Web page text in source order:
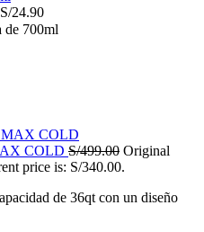
S/24.90
de 700ml
COLD S/499.00 Original
price is: S/340.00.
de 36qt con un diseño